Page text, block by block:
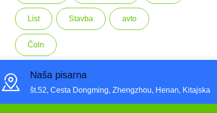
List Stavba avto
Čoln
Naša pisarna
št.52, Cesta Dongming, Zhengzhou, Henan, Kitajska